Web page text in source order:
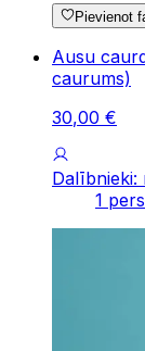
Pievienot
Ausu
caurums)
30,00 €
Dalībnieki:
1